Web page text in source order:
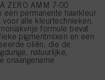
ZERO AMM 7-00
een permanente haarkleur
alle kleurtechnieken,
formule bevat
pigmentmixen en een
oliën, die de
natuurlijke,
onaangename